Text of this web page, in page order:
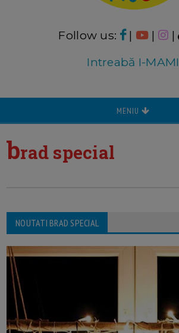
Follow us: | | |
Intreabă I-MAMI
MENIU
brad special
NOUTATI BRAD SPECIAL